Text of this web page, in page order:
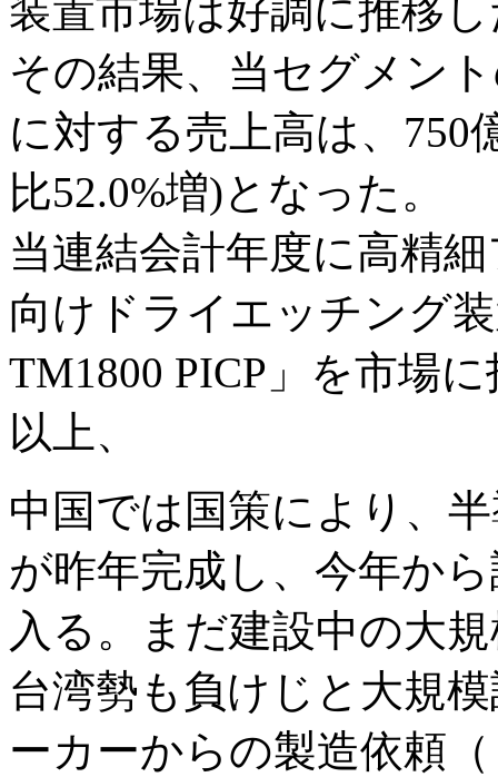
装置市場は好調に推移
その結果、当セグメン
に対する売上高は、750
比52.0%増)となった。
当連結会計年度に高精
向けドライエッチング
TM1800 PICP」を市場
以上、
中国では国策により、
が昨年完成し、今年か
入る。まだ建設中の大
台湾勢も負けじと大規
ーカーからの製造依頼